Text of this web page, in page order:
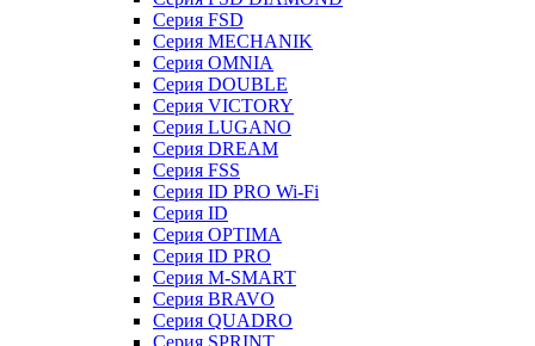
Серия FSD
Серия MECHANIK
Серия OMNIA
Серия DOUBLE
Серия VICTORY
Серия LUGANO
Серия DREAM
Серия FSS
Серия ID PRO Wi-Fi
Серия ID
Серия OPTIMA
Серия ID PRO
Серия M-SMART
Серия BRAVO
Серия QUADRO
Серия SPRINT